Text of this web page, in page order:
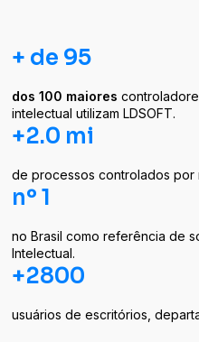
+ de 95
dos 100 maiores
intelectual utilizam LDSOFT.
+2.0 mi
de processos controlados por
nº 1
no Brasil como referência de
Intelectual.
+2800
usuários de escritórios,